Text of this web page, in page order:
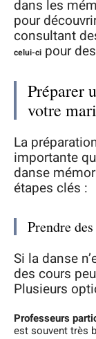
dans les
pour
consultant
celui-ci pour
Préparer
votre
La
importante
danse
étapes clés :
Prendre
Si la danse
des cours
Plusieurs
Professeurs
est souvent très